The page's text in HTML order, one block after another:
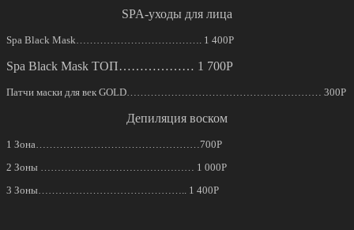
SPA-уходы для лица
Spa Black Mask………………………………. 1 400Р
Spa Black Mask ТОП……………… 1 700Р
Патчи маски для век GOLD………………………………………………… 300Р
Депиляция воском
1 Зона…………………………………………700Р
2 Зоны ……………………………………… 1 000Р
3 Зоны…………………………………….. 1 400Р